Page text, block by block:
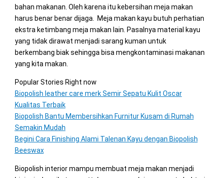
bahan makanan. Oleh karena itu kebersihan meja makan
harus benar benar dijaga. Meja makan kayu butuh perhatian
ekstra ketimbang meja makan lain. Pasalnya material kayu
yang tidak dirawat menjadi sarang kuman untuk
berkembang biak sehingga bisa mengkontaminasi makanan
yang kita makan.
Popular Stories Right now
Biopolish leather care merk Semir Sepatu Kulit Oscar
Kualitas Terbaik
Biopolish Bantu Membersihkan Furnitur Kusam di Rumah
Semakin Mudah
Begini Cara Finishing Alami Talenan Kayu dengan Biopolish
Beeswax
Biopolish interior mampu membuat meja makan menjadi